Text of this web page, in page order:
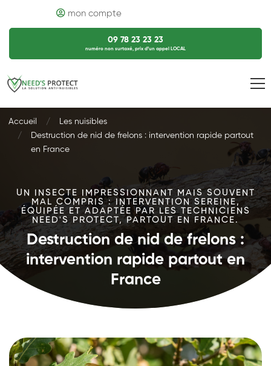
mon compte
09 78 23 23 23
numéro non surtaxé, prix d’un appel LOCAL
Accueil
Les nuisibles
Destruction de nid de frelons : intervention rapide partout
en France
UN INSECTE IMPRESSIONNANT MAIS SOUVENT
MAL COMPRIS : INTERVENTION SEREINE,
ÉQUIPÉE ET ADAPTÉE PAR LES TECHNICIENS
NEED'S PROTECT, PARTOUT EN FRANCE.
Destruction de nid de frelons :
intervention rapide partout en
France